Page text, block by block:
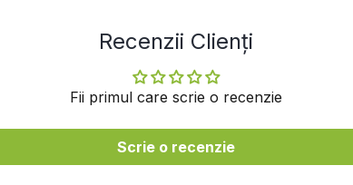
Recenzii Clienți
Fii primul care scrie o recenzie
Scrie o recenzie